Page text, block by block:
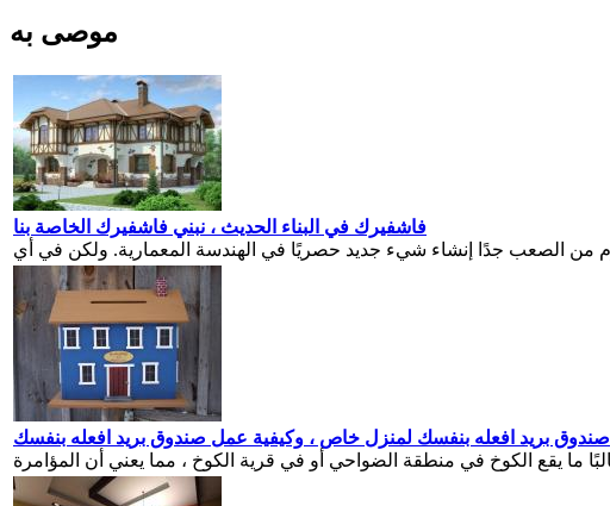
موصى به
فاشفيرك في البناء الحديث ، نبني فاشفيرك الخاصة بنا
صندوق بريد افعله بنفسك لمنزل خاص ، وكيفية عمل صندوق بريد افعله بنفسك